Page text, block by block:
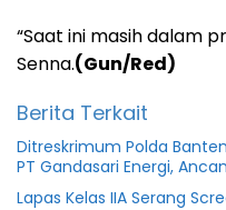
“Saat ini masih dalam
Senna.(Gun/Red)
Berita Terkait
Ditreskrimum Polda
PT Gandasari Energi,
Lapas Kelas IIA Serang